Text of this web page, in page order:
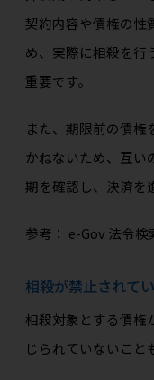
契約内容や債権の性
め、実際に相殺を行
重要です。
また、期限前の債権
かねないため、互い
期を確認し、決済を
参考： e-Gov 法令検
相殺が禁止されて
相殺対象とする債権
じられていないこと